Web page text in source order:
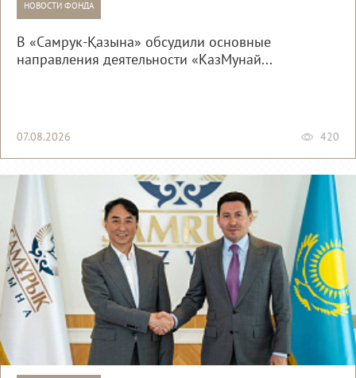
НОВОСТИ ФОНДА
В «Самрук-Қазына» обсудили основные
направления деятельности «КазМунай...
07.08.2026 420